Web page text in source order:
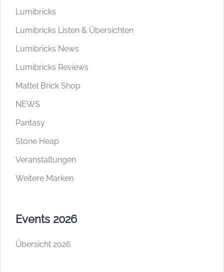
Lumibricks
Lumibricks Listen & Übersichten
Lumibricks News
Lumibricks Reviews
Mattel Brick Shop
NEWS
Pantasy
Stone Heap
Veranstaltungen
Weitere Marken
Events 2026
Übersicht 2026